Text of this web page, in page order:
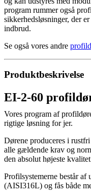
program rummer også
sikkerhedsløsninger, der
indbrud.
Se også vores andre
Produktbeskrivelse
EI-2-60
Vores program af
rigtige løsning for jer.
Dørene produceres i
alle gældende krav og
den absolut højeste
Profilsystemerne består af
(AISI316L) og fås både